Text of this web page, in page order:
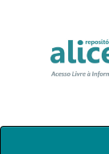
Skip